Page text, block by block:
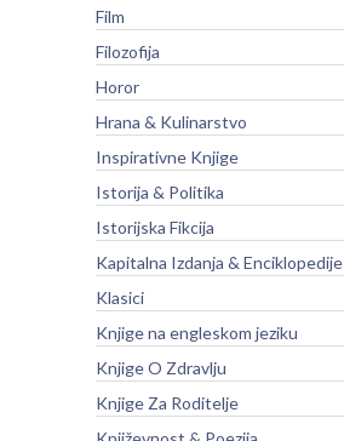
Film
Filozofija
Horor
Hrana & Kulinarstvo
Inspirativne Knjige
Istorija & Politika
Istorijska Fikcija
Kapitalna Izdanja & Enciklopedije
Klasici
Knjige na engleskom jeziku
Knjige O Zdravlju
Knjige Za Roditelje